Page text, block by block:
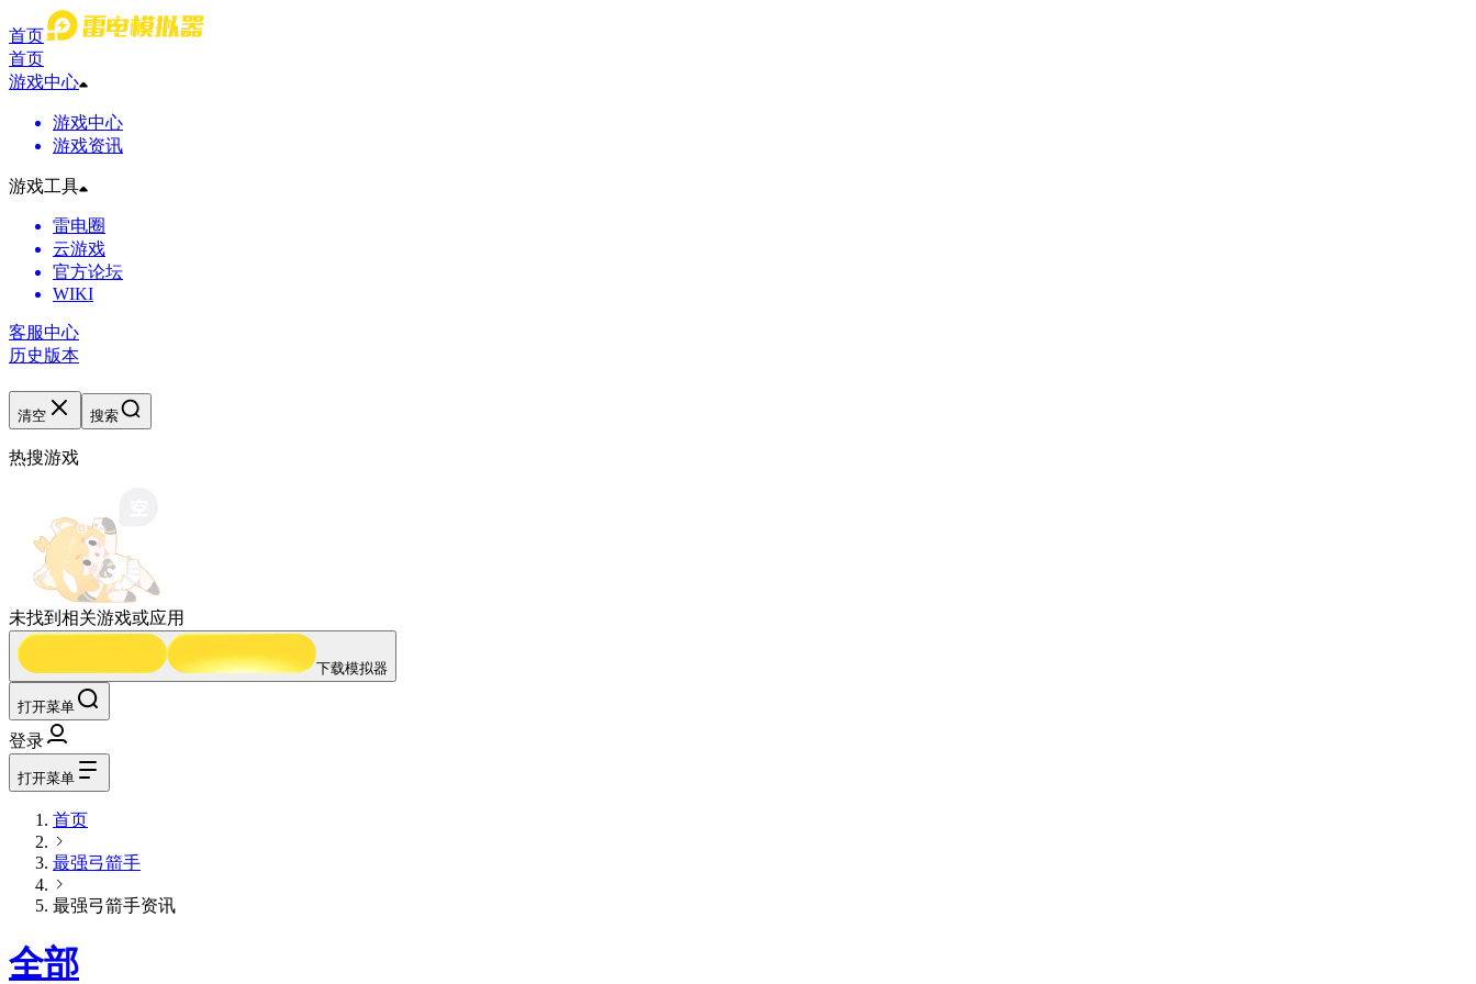
首页
首页
游戏中心
游戏中心
游戏资讯
游戏工具
雷电圈
云游戏
官方论坛
WIKI
客服中心
历史版本
清空 搜索
热搜游戏
未找到相关游戏或应用
下载模拟器
打开菜单
登录
打开菜单
首页
最强弓箭手
最强弓箭手资讯
全部